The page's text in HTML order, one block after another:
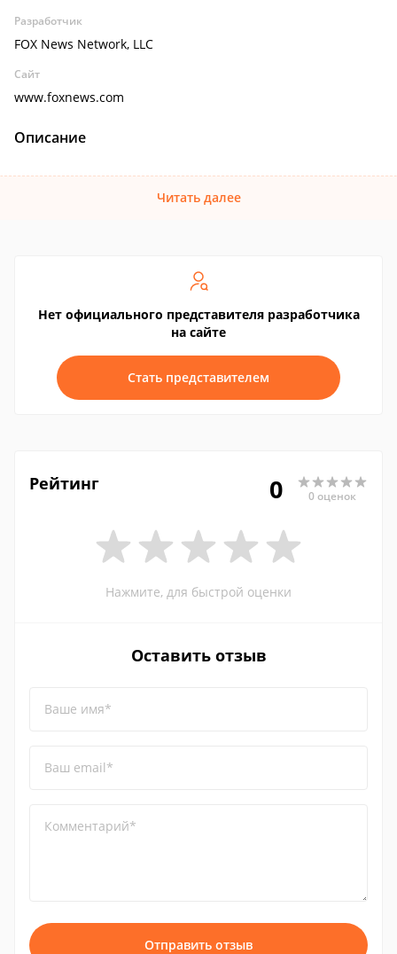
Разработчик
FOX News Network, LLC
Сайт
www.foxnews.com
Описание
Читать далее
Нет официального представителя разработчика
на сайте
Стать представителем
Рейтинг 0 0 оценок
Нажмите, для быстрой оценки
Оставить отзыв
Ваше имя*
Ваш email*
Комментарий*
Отправить отзыв